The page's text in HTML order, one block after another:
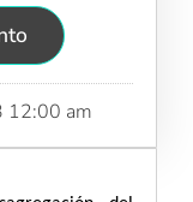
12:00 am